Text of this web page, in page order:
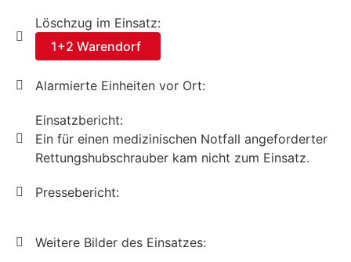
Löschzug im Einsatz:
1+2 Warendorf
Alarmierte Einheiten vor Ort:
Einsatzbericht:
Ein für einen medizinischen Notfall angeforderter
Rettungshubschrauber kam nicht zum Einsatz.
Pressebericht:
Weitere Bilder des Einsatzes: